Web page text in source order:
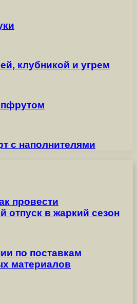
клубникой и угрем
с наполнителями
провести
отпуск в жаркий сезон
по поставкам
материалов